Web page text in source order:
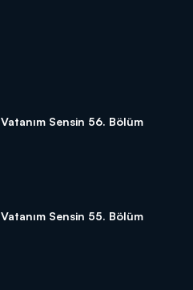
Vatanım Sensin 56. Bölüm
Vatanım Sensin 55. Bölüm